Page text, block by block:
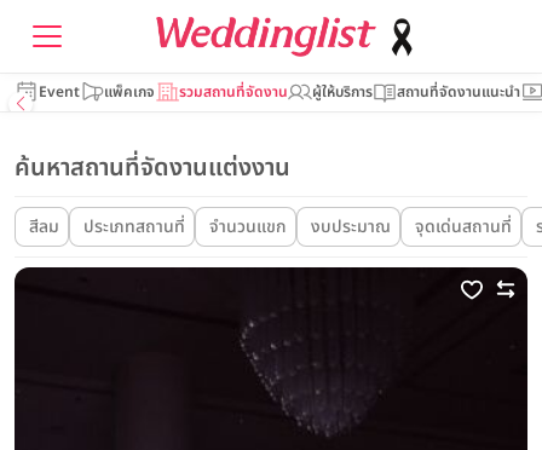
Event แพ็คเกจ รวมสถานที่จัดงาน ผู้ให้บริการ สถานที่จัดงานแนะนำ
ค้นหาสถานที่จัดงานแต่งงาน
สีลม ประเภทสถานที่ จำนวนแขก งบประมาณ จุดเด่นสถานที่